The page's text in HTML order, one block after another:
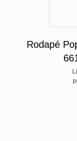
Rodapé